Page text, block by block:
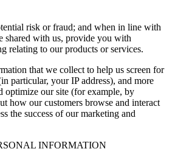
risk or fraud; and when in line with
shared with us, provide you with
relating to our products or services.
that we collect to help us screen for
particular, your IP address), and more
optimize our site (for example, by
how our customers browse and interact
the success of our marketing and
INFORMATION